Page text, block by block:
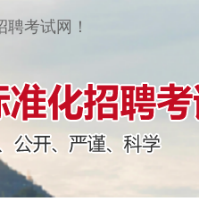
考试网！